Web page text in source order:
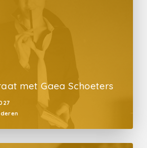
met Gaea Schoeters